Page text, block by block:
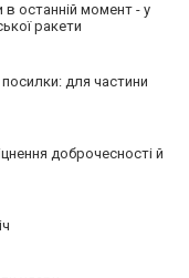
в останній момент - у
ракети
для частини
доброчесності й